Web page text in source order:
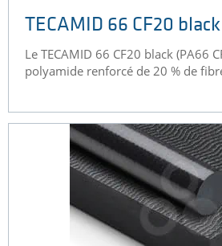
TECAMID 66 CF20 black
Le TECAMID 66 CF20 black (PA66
polyamide renforcé de 20 % de